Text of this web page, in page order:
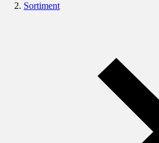
Sortiment